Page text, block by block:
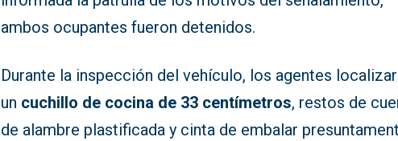
ambos ocupantes fueron detenidos.
Durante la inspección del vehículo, los agentes
un cuchillo de cocina de 33 centímetros, restos de
de alambre plastificada y cinta de embalar